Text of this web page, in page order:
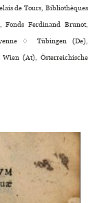
de Tours, Bibliothèques
Fonds Ferdinand Brunot,
♢ Tübingen (De),
(At), Österreichische